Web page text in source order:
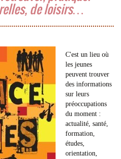
de loisirs…
C'est un lieu où
les jeunes
peuvent trouver
des informations
sur leurs
préoccupations
du moment :
actualité, santé,
formation,
études,
orientation,